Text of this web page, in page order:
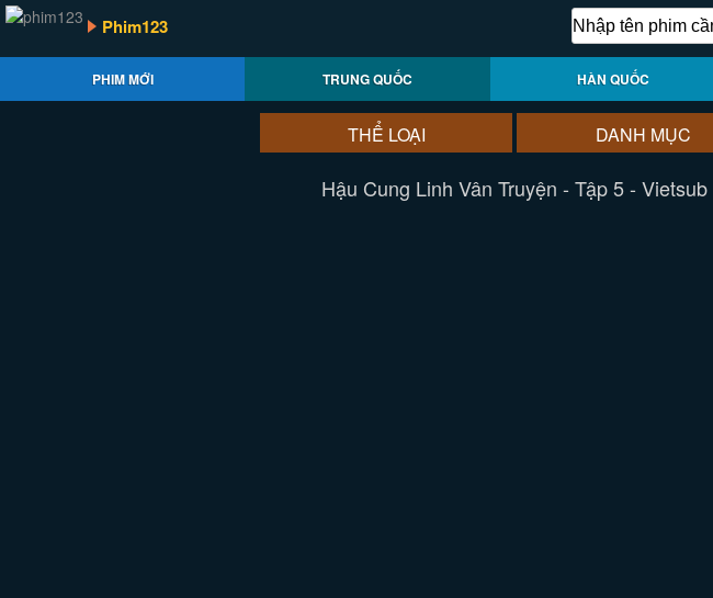
Phim123
PHIM MỚI TRUNG QUỐC HÀN QUỐC
THỂ LOẠI DANH MỤC
Hậu Cung Linh Vân Truyện - Tập 5 - Vietsub